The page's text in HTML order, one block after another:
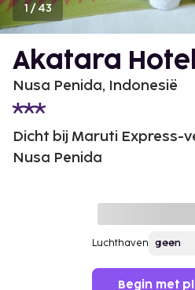
1/43
Akatara Hotel
Nusa Penida, Indonesië
Dicht bij Maruti Express-
Nusa Penida
Luchthaven
Begin met